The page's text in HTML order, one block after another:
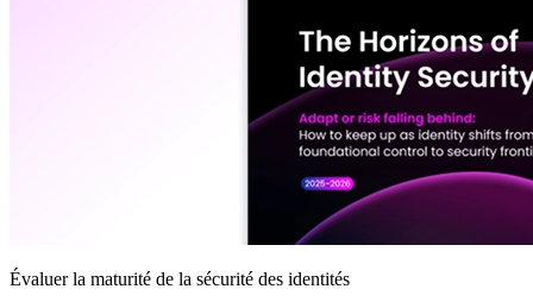
Évaluer la maturité de la sécurité des identités